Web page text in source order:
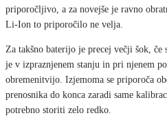
priporočljivo, a za novejše je ravno
Li-Ion to priporočilo ne velja.
Za takšno baterijo je precej večji šok, če
je v izpraznjenem stanju in pri njenem
obremenitvijo. Izjemoma se priporoča
prenosnika do konca zaradi same
potrebno storiti zelo redko.